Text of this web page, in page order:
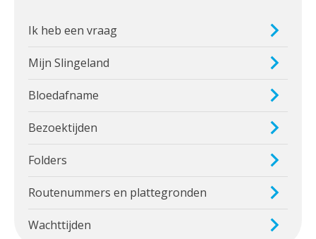
Ik heb een vraag
Mijn Slingeland
Bloedafname
Bezoektijden
Folders
Routenummers en plattegronden
Wachttijden